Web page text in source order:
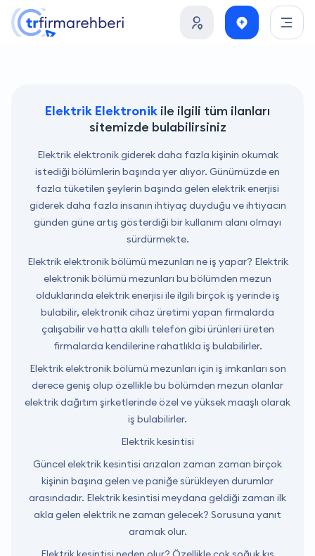
Elektrik Elektronik ile ilgili tüm ilanları
sitemizde bulabilirsiniz
Elektrik elektronik giderek daha fazla kişinin okumak
istediği bölümlerin başında yer alıyor. Günümüzde en
fazla tüketilen şeylerin başında gelen elektrik enerjisi
giderek daha fazla insanın ihtiyaç duyduğu ve ihtiyacın
günden güne artış gösterdiği bir kullanım alanı olmayı
sürdürmekte.
Elektrik elektronik bölümü mezunları ne iş yapar? Elektrik
elektronik bölümü mezunları bu bölümden mezun
olduklarında elektrik enerjisi ile ilgili birçok iş yerinde iş
bulabilir, elektronik cihaz üretimi yapan firmalarda
çalışabilir ve hatta akıllı telefon gibi ürünleri üreten
firmalarda kendilerine rahatlıkla iş bulabilirler.
Elektrik elektronik bölümü mezunları için iş imkanları son
derece geniş olup özellikle bu bölümden mezun olanlar
elektrik dağıtım şirketlerinde özel ve yüksek maaşlı olarak
iş bulabilirler.
Elektrik kesintisi
Güncel elektrik kesintisi arızaları zaman zaman birçok
kişinin başına gelen ve paniğe sürükleyen durumlar
arasındadır. Elektrik kesintisi meydana geldiği zaman ilk
akla gelen elektrik ne zaman gelecek? Sorusuna yanıt
aramak olur.